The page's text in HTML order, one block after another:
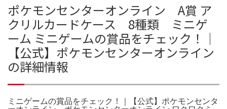
ポケモンセンターオンライン A賞 ア
クリルカードケース 8種類 ミニゲ
ーム ミニゲームの賞品をチェック！｜
【公式】ポケモンセンターオンライン
の詳細情報
ミニゲームの賞品をチェック！｜【公式】ポケモンセンタ